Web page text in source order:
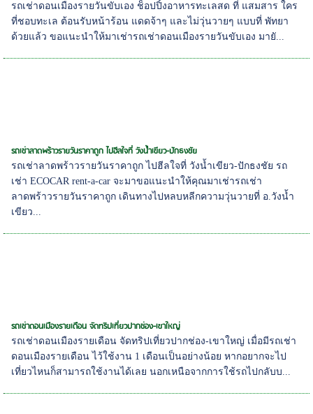
รถเช่าดอนเมืองรายวันขับเอง ช็อปปิ้งอาหารทะเลสด ที่ แสมสาร ใคร
ที่ชอบทะเล ต้อนรับหน้าร้อน แดดจ้าๆ และไม่วุ่นวายๆ แบบที่ พัทยา
ด้วยแล้ว ขอแนะนำให้มาเช่ารถเช่าดอนเมืองรายวันขับเอง มายั...
รถเช่าลาดพร้าวรายวันราคาถูก ไปฮีลใจที่ วังน้ำเขียว-ปักธงชัย
รถเช่าลาดพร้าวรายวันราคาถูก ไปฮีลใจที่ วังน้ำเขียว-ปักธงชัย รถ
เช่า ECOCAR rent-a-car จะมาขอแนะนำให้คุณมาเช่ารถเช่า
ลาดพร้าวรายวันราคาถูก เดินทางไปหลบหลีกความวุ่นวายที่ อ.วังน้ำ
เขียว...
รถเช่าดอนเมืองรายเดือน จัดทริปเที่ยวปากช่อง-เขาใหญ่
รถเช่าดอนเมืองรายเดือน จัดทริปเที่ยวปากช่อง-เขาใหญ่ เมื่อมีรถเช่า
ดอนเมืองรายเดือน ไว้ใช้งาน 1 เดือนเป็นอย่างน้อย หากอยากจะไป
เที่ยวไหนก็สามารถใช้งานได้เลย นอกเหนือจากการใช้รถไปกลับบ...